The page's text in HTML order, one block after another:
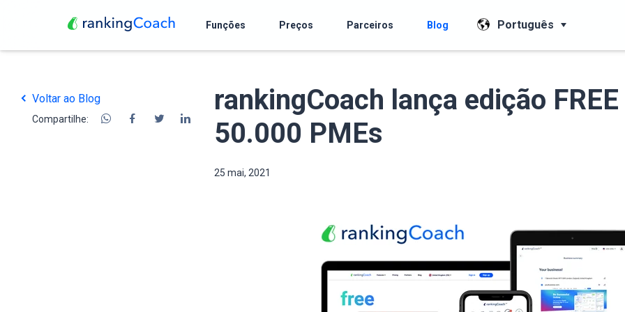
Funções Preços Parceiros Blog Português
Voltar ao Blog
Compartilhe:
rankingCoach lança edição
50.000 PMEs
25 mai, 2021